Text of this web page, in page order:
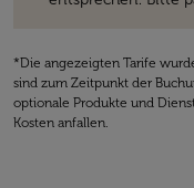
*Die angezeigten Tarife
sind zum Zeitpunkt der
optionale Produkte und
Kosten anfallen.